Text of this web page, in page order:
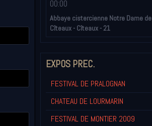
00:00
Abbaye cistercienne Notre Dame de
Cîteaux - Cîteaux - 21
EXPOS PREC.
FESTIVAL DE PRALOGNAN
CHATEAU DE LOURMARIN
FESTIVAL DE MONTIER 2009